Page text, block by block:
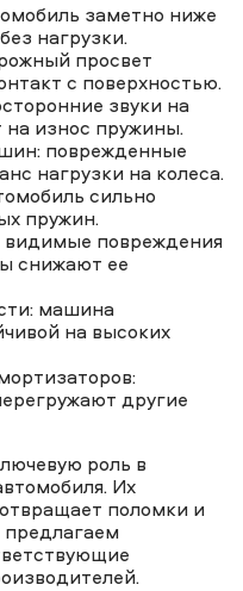
заметно ниже
нагрузки.
просвет
с поверхностью.
звуки на
на износ пружины.
поврежденные
нагрузки на колеса.
сильно
пружин.
повреждения
снижают ее
машина
на высоких
другие
роль в
Их
поломки и